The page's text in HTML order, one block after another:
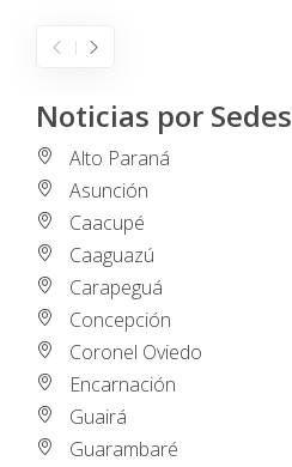
Noticias por Sedes
Alto Paraná
Asunción
Caacupé
Caaguazú
Carapeguá
Concepción
Coronel Oviedo
Encarnación
Guairá
Guarambaré